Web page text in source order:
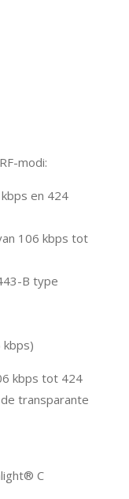
modi:
en 424
106 kbps tot
B type
kbps)
kbps tot 424
transparante
C